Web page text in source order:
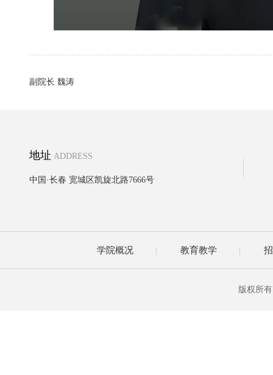
副院长 魏涛
地址 ADDRESS
中国·长春 宽城区凯旋北路7666号
学院概况 教育教学
版权所